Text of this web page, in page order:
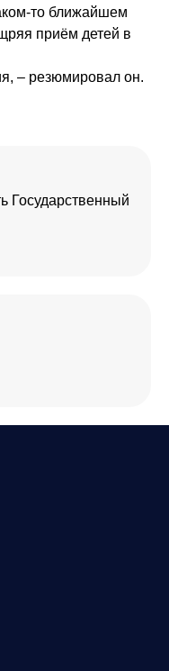
то ближайшем
приём детей в
– резюмировал он.
Государственный